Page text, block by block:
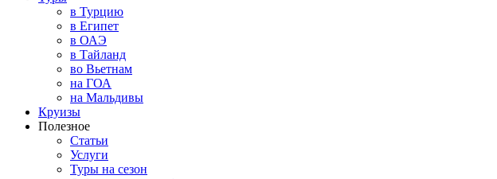
в Турцию
в Египет
в ОАЭ
в Тайланд
во Вьетнам
на ГОА
на Мальдивы
Круизы
Полезное
Статьи
Услуги
Туры на сезон